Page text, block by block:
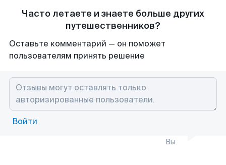
Часто летаете и знаете больше других
путешественников?
Оставьте комментарий — он поможет
пользователям принять решение
Войти
Вы